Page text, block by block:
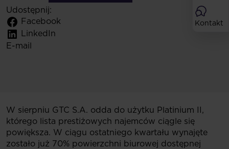
Kontakt
Udostępnij:
Facebook
LinkedIn
E-mail
W sierpniu GTC S.A. odda do użytku Platinium II,
którego lista prestiżowych najemców ciągle się
powiększa. W ciągu ostatniego kwartału wynajęte
zostało już 70% powierzchni biurowej dostępnej